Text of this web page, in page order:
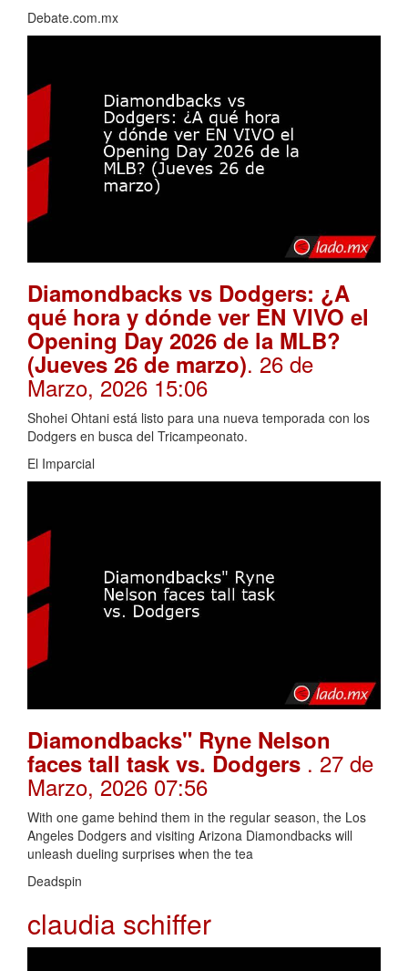
Debate.com.mx
Diamondbacks vs Dodgers: ¿A
qué hora y dónde ver EN VIVO el
Opening Day 2026 de la MLB?
(Jueves 26 de marzo). 26 de
Marzo, 2026 15:06
Shohei Ohtani está listo para una nueva temporada con los
Dodgers en busca del Tricampeonato.
El Imparcial
Diamondbacks" Ryne Nelson
faces tall task vs. Dodgers . 27 de
Marzo, 2026 07:56
With one game behind them in the regular season, the Los
Angeles Dodgers and visiting Arizona Diamondbacks will
unleash dueling surprises when the tea
Deadspin
claudia schiffer